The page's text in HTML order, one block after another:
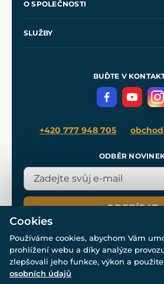
Velkoobchod
O SPOLEČNOSTI
SLUŽBY
Meče pro Kingdom Come
BUĎTE V
+420 777 948 705
ODBĚR
ODEBÍRAT
© Všechna práva vyhrazena.
Cookies
Používáme cookies, abychom Vám
prohlížení webu a díky analýze
zlepšovali jeho funkce, výkon a
osobních údajů